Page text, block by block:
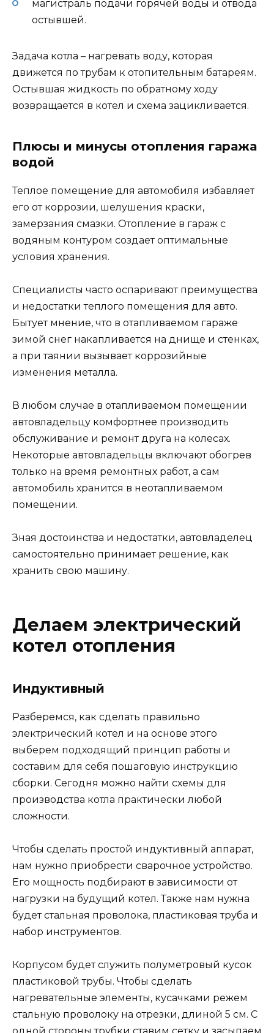
магистраль подачи горячей воды и отвода
остывшей.
Задача котла – нагревать воду, которая
движется по трубам к отопительным батареям.
Остывшая жидкость по обратному ходу
возвращается в котел и схема зацикливается.
Плюсы и минусы отопления гаража
водой
Теплое помещение для автомобиля избавляет
его от коррозии, шелушения краски,
замерзания смазки. Отопление в гараж с
водяным контуром создает оптимальные
условия хранения.
Специалисты часто оспаривают преимущества
и недостатки теплого помещения для авто.
Бытует мнение, что в отапливаемом гараже
зимой снег накапливается на днище и стенках,
а при таянии вызывает коррозийные
изменения металла.
В любом случае в отапливаемом помещении
автовладельцу комфортнее производить
обслуживание и ремонт друга на колесах.
Некоторые автовладельцы включают обогрев
только на время ремонтных работ, а сам
автомобиль хранится в неотапливаемом
помещении.
Зная достоинства и недостатки, автовладелец
самостоятельно принимает решение, как
хранить свою машину.
Делаем электрический
котел отопления
Индуктивный
Разберемся, как сделать правильно
электрический котел и на основе этого
выберем подходящий принцип работы и
составим для себя пошаговую инструкцию
сборки. Сегодня можно найти схемы для
производства котла практически любой
сложности.
Чтобы сделать простой индуктивный аппарат,
нам нужно приобрести сварочное устройство.
Его мощность подбирают в зависимости от
нагрузки на будущий котел. Также нам нужна
будет стальная проволока, пластиковая труба и
набор инструментов.
Корпусом будет служить полуметровый кусок
пластиковой трубы. Чтобы сделать
нагревательные элементы, кусачками режем
стальную проволоку на отрезки, длиной 5 см. С